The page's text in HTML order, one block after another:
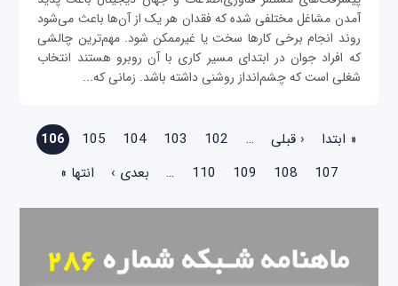
آمدن مشاغل مختلفی شده که فقدان هر یک از آن‌ها باعث می‌شود
روند انجام برخی کارها سخت یا غیرممکن شود. مهم‌ترین چالشی
که افراد جوان در ابتدای مسیر کاری با آن روبرو هستند انتخاب
شغلی است که چشم‌انداز روشنی داشته باشد. زمانی که...
صفحه‌ها
« ابتدا ‹ قبلی …
102
103
104
105
106
107
108
109
110
… بعدی › انتها »